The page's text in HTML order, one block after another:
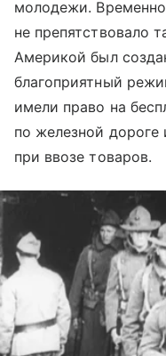
молодежи.
не препятствовало
Америкой был
благоприятный
имели право на
по железной
при ввозе товаров.